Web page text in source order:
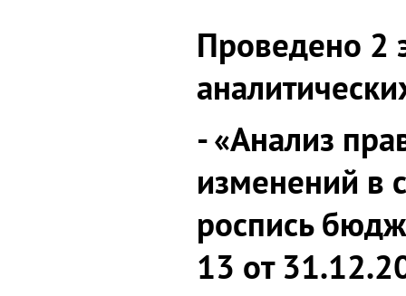
Проведено 2
- «Анализ
изменений в
роспись
13 от